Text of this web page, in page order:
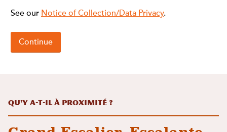
Qu'y a-t-il à proximité ?